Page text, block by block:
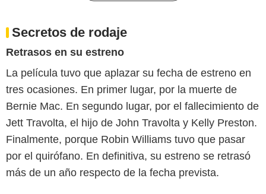
Secretos de rodaje
Retrasos en su estreno
La película tuvo que aplazar su fecha de estreno en
tres ocasiones. En primer lugar, por la muerte de
Bernie Mac. En segundo lugar, por el fallecimiento de
Jett Travolta, el hijo de John Travolta y Kelly Preston.
Finalmente, porque Robin Williams tuvo que pasar
por el quirófano. En definitiva, su estreno se retrasó
más de un año respecto de la fecha prevista.